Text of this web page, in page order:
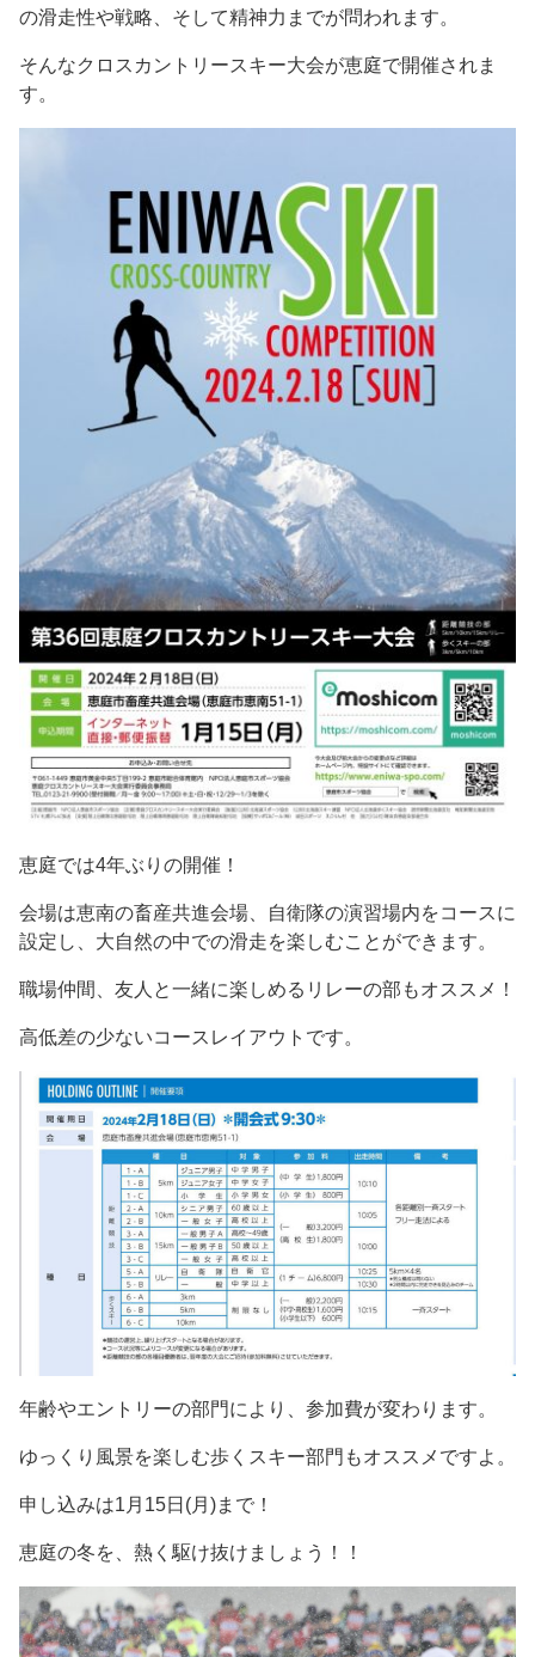
の滑走性や戦略、そして精神力までが問われます。
そんなクロスカントリースキー大会が恵庭で開催されま
す。
恵庭では4年ぶりの開催！
会場は恵南の畜産共進会場、自衛隊の演習場内をコースに
設定し、大自然の中での滑走を楽しむことができます。
職場仲間、友人と一緒に楽しめるリレーの部もオススメ！
高低差の少ないコースレイアウトです。
年齢やエントリーの部門により、参加費が変わります。
ゆっくり風景を楽しむ歩くスキー部門もオススメですよ。
申し込みは1月15日(月)まで！
恵庭の冬を、熱く駆け抜けましょう！！